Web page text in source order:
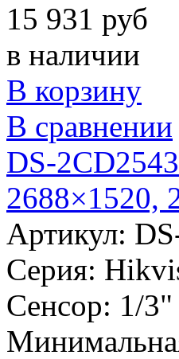
15 931 руб
в наличии
В корзину
В сравнении
DS-
2688×1520,
Артикул:
Серия:
Сенсор: 1/